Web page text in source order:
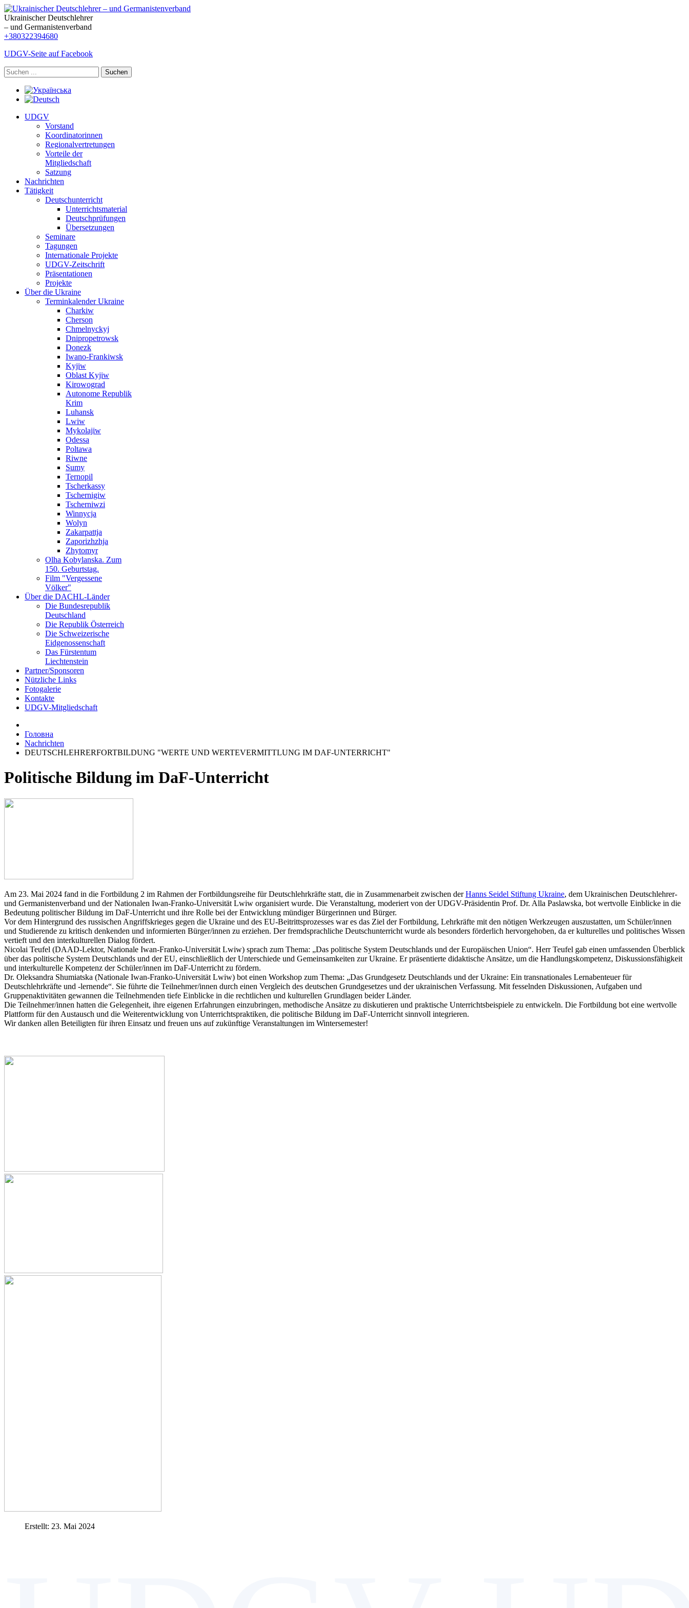
Ukrainischer Deutschlehrer
– und Germanistenverband
+380322394680
UDGV-Seite auf Facebook
Suchen
UDGV
Vorstand
Koordinatorinnen
Regionalvertretungen
Vorteile der
Mitgliedschaft
Satzung
Nachrichten
Tätigkeit
Deutschunterricht
Unterrichtsmaterial
Deutschprüfungen
Übersetzungen
Seminare
Tagungen
Internationale Projekte
UDGV-Zeitschrift
Präsentationen
Projekte
Über die Ukraine
Terminkalender Ukraine
Charkiw
Cherson
Chmelnyckyj
Dnipropetrowsk
Donezk
Iwano-Frankiwsk
Kyjiw
Oblast Kyjiw
Kirowograd
Autonome Republik
Krim
Luhansk
Lwiw
Mykolajiw
Odessa
Poltawa
Riwne
Sumy
Ternopil
Tscherkassy
Tschernigiw
Tscherniwzi
Winnycja
Wolyn
Zakarpattja
Zaporizhzhja
Zhytomyr
Olha Kobylanska. Zum
150. Geburtstag.
Film "Vergessene
Völker"
Über die DACHL-Länder
Die Bundesrepublik
Deutschland
Die Republik Österreich
Die Schweizerische
Eidgenossenschaft
Das Fürstentum
Liechtenstein
Partner/Sponsoren
Nützliche Links
Fotogalerie
Kontakte
UDGV-Mitgliedschaft
Головна
Nachrichten
DEUTSCHLEHRERFORTBILDUNG "WERTE UND WERTEVERMITTLUNG IM DAF-UNTERRICHT"
Politische Bildung im DaF-Unterricht
Am 23. Mai 2024 fand in die Fortbildung 2 im Rahmen der Fortbildungsreihe für Deutschlehrkräfte statt, die in Zusammenarbeit zwischen derHanns Seidel Stiftung Ukraine, dem Ukrainischen Deutschlehrer-
und Germanistenverband und der Nationalen Iwan-Franko-Universität Lwiw organisiert wurde. Die Veranstaltung, moderiert von der UDGV-Präsidentin Prof. Dr. Alla Paslawska, bot wertvolle Einblicke in die
Bedeutung politischer Bildung im DaF-Unterricht und ihre Rolle bei der Entwicklung mündiger Bürgerinnen und Bürger.
Vor dem Hintergrund des russischen Angriffskrieges gegen die Ukraine und des EU-Beitrittsprozesses war es das Ziel der Fortbildung, Lehrkräfte mit den nötigen Werkzeugen auszustatten, um Schüler/innen
und Studierende zu kritisch denkenden und informierten Bürger/innen zu erziehen. Der fremdsprachliche Deutschunterricht wurde als besonders förderlich hervorgehoben, da er kulturelles und politisches Wissen
vertieft und den interkulturellen Dialog fördert.
Nicolai Teufel (DAAD-Lektor, Nationale Iwan-Franko-Universität Lwiw) sprach zum Thema: „Das politische System Deutschlands und der Europäischen Union“. Herr Teufel gab einen umfassenden Überblick
über das politische System Deutschlands und der EU, einschließlich der Unterschiede und Gemeinsamkeiten zur Ukraine. Er präsentierte didaktische Ansätze, um die Handlungskompetenz, Diskussionsfähigkeit
und interkulturelle Kompetenz der Schüler/innen im DaF-Unterricht zu fördern.
Dr. Oleksandra Shumiatska (Nationale Iwan-Franko-Universität Lwiw) bot einen Workshop zum Thema: „Das Grundgesetz Deutschlands und der Ukraine: Ein transnationales Lernabenteuer für
Deutschlehrkräfte und -lernende“. Sie führte die Teilnehmer/innen durch einen Vergleich des deutschen Grundgesetzes und der ukrainischen Verfassung. Mit fesselnden Diskussionen, Aufgaben und
Gruppenaktivitäten gewannen die Teilnehmenden tiefe Einblicke in die rechtlichen und kulturellen Grundlagen beider Länder.
Die Teilnehmer/innen hatten die Gelegenheit, ihre eigenen Erfahrungen einzubringen, methodische Ansätze zu diskutieren und praktische Unterrichtsbeispiele zu entwickeln. Die Fortbildung bot eine wertvolle
Plattform für den Austausch und die Weiterentwicklung von Unterrichtspraktiken, die politische Bildung im DaF-Unterricht sinnvoll integrieren.
Wir danken allen Beteiligten für ihren Einsatz und freuen uns auf zukünftige Veranstaltungen im Wintersemester!
Erstellt: 23. Mai 2024